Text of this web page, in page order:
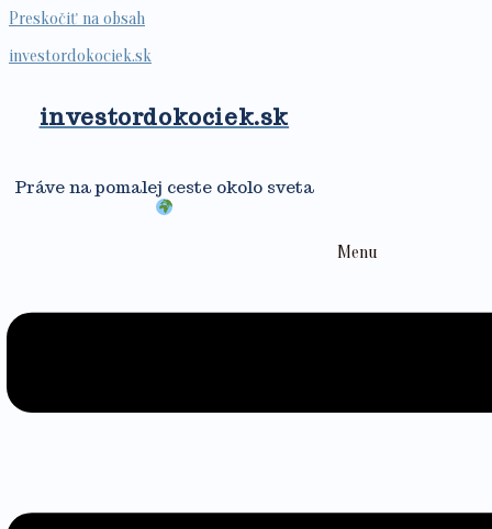
Preskočiť na obsah
investordokociek.sk
investordokociek.sk
Práve na pomalej ceste okolo sveta
Menu